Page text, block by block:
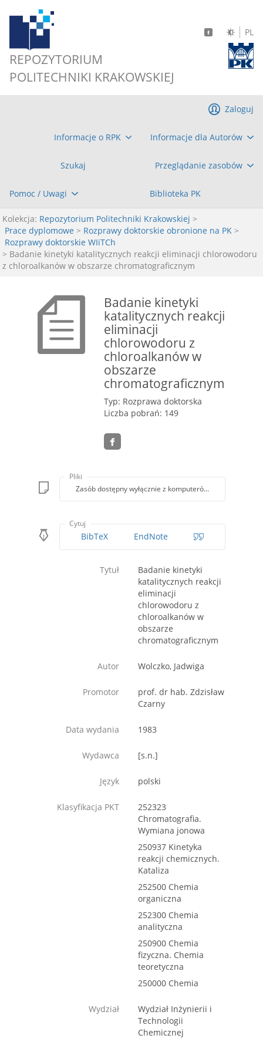
REPOZYTORIUM
POLITECHNIKI KRAKOWSKIEJ
PL
Informacje o RPK Informacje dla Autorów
Szukaj Przeglądanie zasobów
Pomoc / Uwagi Biblioteka PK
Zaloguj
Kolekcja: Repozytorium Politechniki Krakowskiej >
Prace dyplomowe > Rozprawy doktorskie obronione na PK >
Rozprawy doktorskie WIiTCh
> Badanie kinetyki katalitycznych reakcji eliminacji chlorowodoru
z chloroalkanów w obszarze chromatograficznym
Badanie kinetyki
katalitycznych reakcji
eliminacji
chlorowodoru z
chloroalkanów w
obszarze
chromatograficznym
Typ: Rozprawa doktorska
Liczba pobrań: 149
Pliki
Zasób dostępny wyłącznie z komputerów Biblioteki PK
Cytuj
BibTeX EndNote
Tytuł
Badanie kinetyki
katalitycznych reakcji
eliminacji
chlorowodoru z
chloroalkanów w
obszarze
chromatograficznym
Autor Wolczko, Jadwiga
Promotor
prof. dr hab. Zdzisław
Czarny
Data wydania 1983
Wydawca [s.n.]
Język polski
Klasyfikacja PKT
252323
Chromatografia.
Wymiana jonowa
250937 Kinetyka
reakcji chemicznych.
Kataliza
252500 Chemia
organiczna
252300 Chemia
analityczna
250900 Chemia
fizyczna. Chemia
teoretyczna
250000 Chemia
Wydział
Wydział Inżynierii i
Technologii
Chemicznej